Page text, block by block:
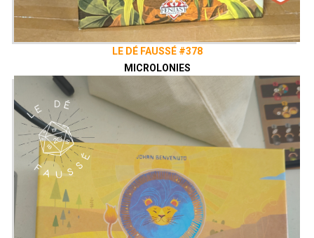
LE DÉ FAUSSÉ #378
MICROLONIES